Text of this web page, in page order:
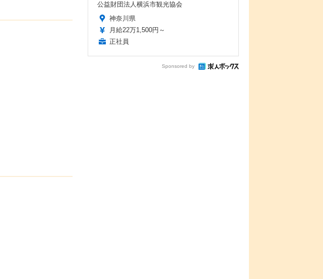
公益財団法人横浜市観光協会
神奈川県
月給22万1,500円～
正社員
Sponsored by